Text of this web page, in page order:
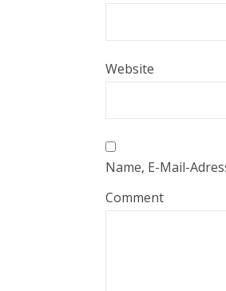
Website
Name, E-Mail-
Comment